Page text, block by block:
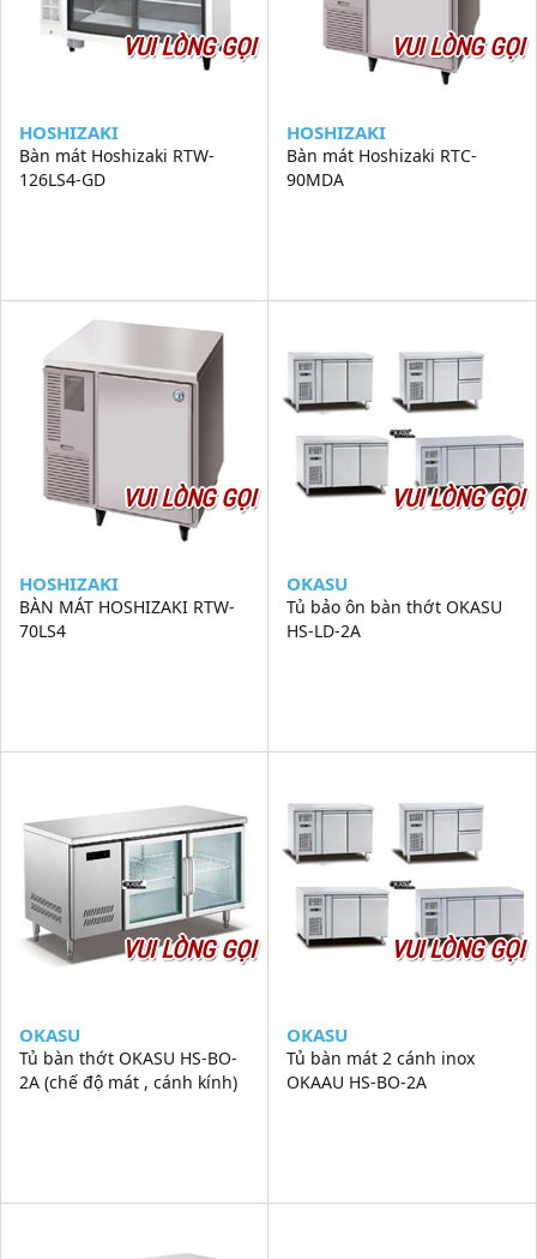
VUI LÒNG GỌI
HOSHIZAKI
Bàn mát Hoshizaki RTW-
126LS4-GD
VUI LÒNG GỌI
HOSHIZAKI
Bàn mát Hoshizaki RTC-
90MDA
VUI LÒNG GỌI
HOSHIZAKI
BÀN MÁT HOSHIZAKI RTW-
70LS4
VUI LÒNG GỌI
OKASU
Tủ bảo ôn bàn thớt OKASU
HS-LD-2A
VUI LÒNG GỌI
OKASU
Tủ bàn thớt OKASU HS-BO-
2A (chế độ mát , cánh kính)
VUI LÒNG GỌI
OKASU
Tủ bàn mát 2 cánh inox
OKAAU HS-BO-2A